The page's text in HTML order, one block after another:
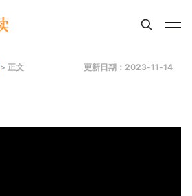
> 正文 更新日期：2023-11-14